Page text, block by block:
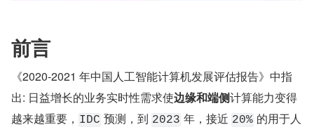
前言
《2020-2021 年中国人工智能计算机发展评估报告》中指
出: 日益增长的业务实时性需求使边缘和端侧计算能力变得
越来越重要， IDC 预测，到 2023 年，接近 20% 的用于人